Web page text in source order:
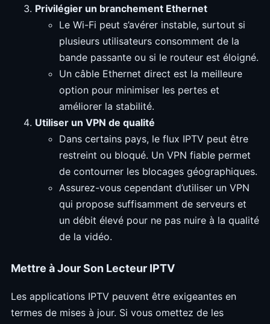
Privilégier un branchement Ethernet
Le Wi-Fi peut s’avérer instable, surtout si
plusieurs utilisateurs consomment de la
bande passante ou si le routeur est éloigné.
Un câble Ethernet direct est la meilleure
option pour minimiser les pertes et
améliorer la stabilité.
Utiliser un VPN de qualité
Dans certains pays, le flux IPTV peut être
restreint ou bloqué. Un VPN fiable permet
de contourner les blocages géographiques.
Assurez-vous cependant d’utiliser un VPN
qui propose suffisamment de serveurs et
un débit élevé pour ne pas nuire à la qualité
de la vidéo.
Mettre à Jour Son Lecteur IPTV
Les applications IPTV peuvent être exigeantes en
termes de mises à jour. Si vous omettez de les